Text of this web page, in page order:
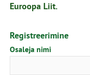
Euroopa Liit.
Registreerimine
Osaleja nimi